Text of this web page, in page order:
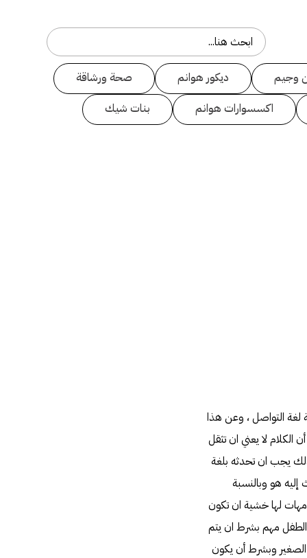
وجيم ديكور هوانم
صحة ورشاقة
اكسسوارات هوانم
بنات شيك
لغة التواصل ، وعن هذا
الكلام لا يعني ان تثقل
يجب ان تحدثه بلغة
هو وبالنسبة
لها خشية ان تكون
مهم بشرط ان يتم
الصغير وبشرط أن يكون